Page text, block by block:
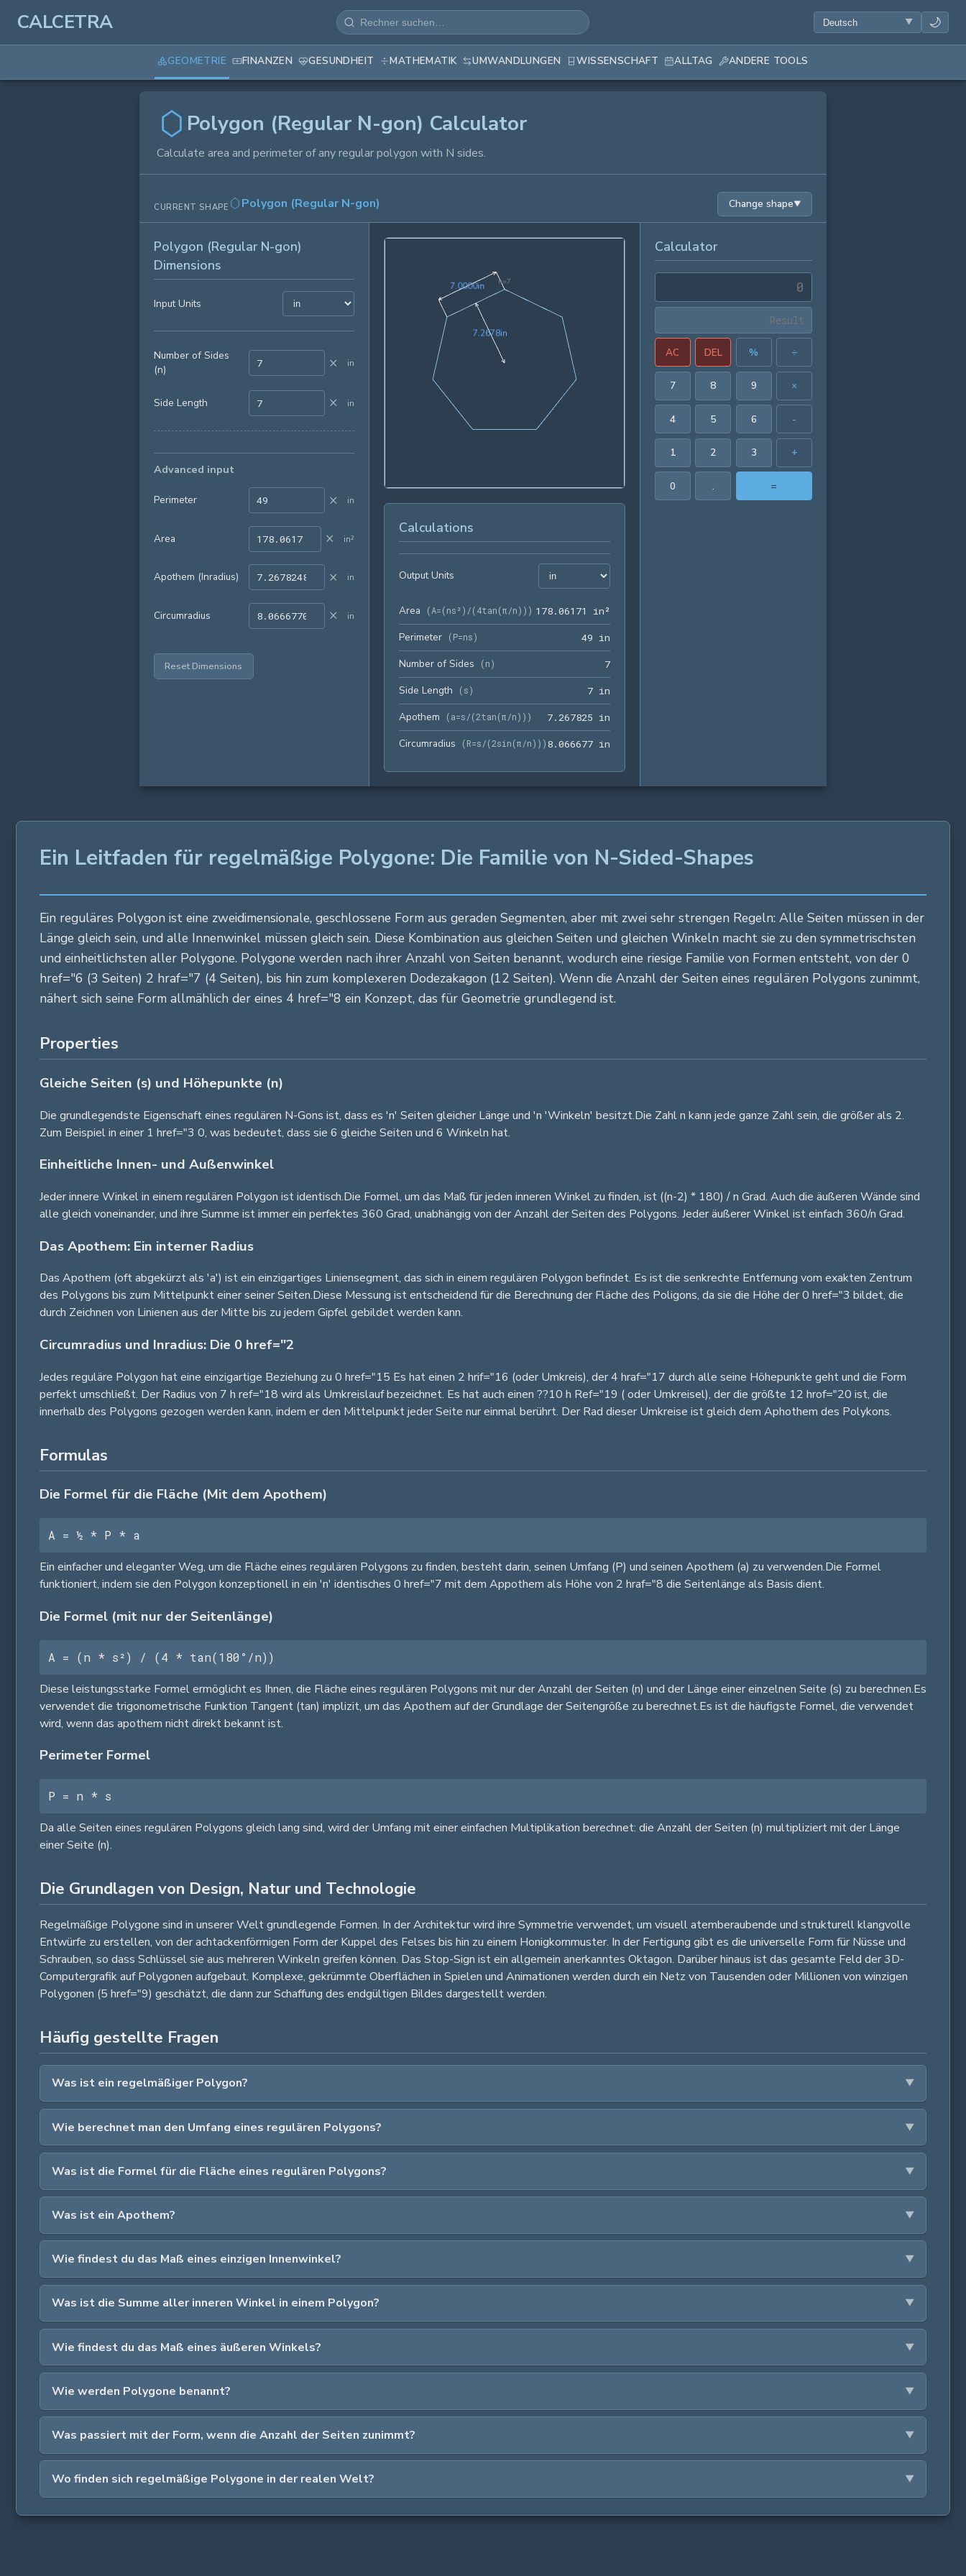
CALCETRA 🌙
GEOMETRIE FINANZEN GESUNDHEIT MATHEMATIK UMWANDLUNGEN WISSENSCHAFT ALLTAG ANDERE TOOLS
Polygon (Regular N-gon) Calculator
Calculate area and perimeter of any regular polygon with N sides.
CURRENT SHAPE Polygon (Regular N-gon) Change shape▼
Polygon (Regular N-gon)
Dimensions
Input Units
Number of Sides
(n)
× in
Side Length × in
Advanced input
Perimeter × in
Area × in²
Apothem (Inradius) × in
Circumradius × in
Reset Dimensions
7.0000in7.0000in
7.2678in7.2678in
n=7
Calculations
Output Units
Area (A=(ns²)/(4tan(π/n)) ) 1 78.061 71 in²
Perimeter (P=ns) 49 in
Number of Sides (n) 77
Side Length (s) 7 in
Apothem (a=s/(2tan(π/n)) ) 7.267825 in
Circumradius (R=s/(2sin(π/n)) )8.066677 in
Calculator
AC DEL % ÷
7 8 9 ×
4 5 6 -
1 2 3 +
0 . =
Ein Leitfaden für regelmäßige Polygone: Die Familie von N-Sided-Shapes
Ein reguläres Polygon ist eine zweidimensionale, geschlossene Form aus geraden Segmenten, aber mit zwei sehr strengen Regeln: Alle Seiten müssen in der
Länge gleich sein, und alle Innenwinkel müssen gleich sein. Diese Kombination aus gleichen Seiten und gleichen Winkeln macht sie zu den symmetrischsten
und einheitlichsten aller Polygone. Polygone werden nach ihrer Anzahl von Seiten benannt, wodurch eine riesige Familie von Formen entsteht, von der 0
href="6 (3 Seiten) 2 hraf="7 (4 Seiten), bis hin zum komplexeren Dodezakagon (12 Seiten). Wenn die Anzahl der Seiten eines regulären Polygons zunimmt,
nähert sich seine Form allmählich der eines 4 href="8 ein Konzept, das für Geometrie grundlegend ist.
Properties
Gleiche Seiten (s) und Höhepunkte (n)
Die grundlegendste Eigenschaft eines regulären N-Gons ist, dass es 'n' Seiten gleicher Länge und 'n 'Winkeln' besitzt.Die Zahl n kann jede ganze Zahl sein, die größer als 2.
Zum Beispiel in einer 1 href="3 0, was bedeutet, dass sie 6 gleiche Seiten und 6 Winkeln hat.
Einheitliche Innen- und Außenwinkel
Jeder innere Winkel in einem regulären Polygon ist identisch.Die Formel, um das Maß für jeden inneren Winkel zu finden, ist ((n-2) * 180) / n Grad. Auch die äußeren Wände sind
alle gleich voneinander, und ihre Summe ist immer ein perfektes 360 Grad, unabhängig von der Anzahl der Seiten des Polygons. Jeder äußerer Winkel ist einfach 360/n Grad.
Das Apothem: Ein interner Radius
Das Apothem (oft abgekürzt als 'a') ist ein einzigartiges Liniensegment, das sich in einem regulären Polygon befindet. Es ist die senkrechte Entfernung vom exakten Zentrum
des Polygons bis zum Mittelpunkt einer seiner Seiten.Diese Messung ist entscheidend für die Berechnung der Fläche des Poligons, da sie die Höhe der 0 href="3 bildet, die
durch Zeichnen von Linienen aus der Mitte bis zu jedem Gipfel gebildet werden kann.
Circumradius und Inradius: Die 0 href="2
Jedes reguläre Polygon hat eine einzigartige Beziehung zu 0 href="15 Es hat einen 2 hrif="16 (oder Umkreis), der 4 hraf="17 durch alle seine Höhepunkte geht und die Form
perfekt umschließt. Der Radius von 7 h ref="18 wird als Umkreislauf bezeichnet. Es hat auch einen ??10 h Ref="19 ( oder Umkreisel), der die größte 12 hrof="20 ist, die
innerhalb des Polygons gezogen werden kann, indem er den Mittelpunkt jeder Seite nur einmal berührt. Der Rad dieser Umkreise ist gleich dem Aphothem des Polykons.
Formulas
Die Formel für die Fläche (Mit dem Apothem)
A = ½ * P * a
Ein einfacher und eleganter Weg, um die Fläche eines regulären Polygons zu finden, besteht darin, seinen Umfang (P) und seinen Apothem (a) zu verwenden.Die Formel
funktioniert, indem sie den Polygon konzeptionell in ein 'n' identisches 0 href="7 mit dem Appothem als Höhe von 2 hraf="8 die Seitenlänge als Basis dient.
Die Formel (mit nur der Seitenlänge)
A = (n * s²) / (4 * tan(180°/n))
Diese leistungsstarke Formel ermöglicht es Ihnen, die Fläche eines regulären Polygons mit nur der Anzahl der Seiten (n) und der Länge einer einzelnen Seite (s) zu berechnen.Es
verwendet die trigonometrische Funktion Tangent (tan) implizit, um das Apothem auf der Grundlage der Seitengröße zu berechnet.Es ist die häufigste Formel, die verwendet
wird, wenn das apothem nicht direkt bekannt ist.
Perimeter Formel
P = n * s
Da alle Seiten eines regulären Polygons gleich lang sind, wird der Umfang mit einer einfachen Multiplikation berechnet: die Anzahl der Seiten (n) multipliziert mit der Länge
einer Seite (n).
Die Grundlagen von Design, Natur und Technologie
Regelmäßige Polygone sind in unserer Welt grundlegende Formen. In der Architektur wird ihre Symmetrie verwendet, um visuell atemberaubende und strukturell klangvolle
Entwürfe zu erstellen, von der achtackenförmigen Form der Kuppel des Felses bis hin zu einem Honigkornmuster. In der Fertigung gibt es die universelle Form für Nüsse und
Schrauben, so dass Schlüssel sie aus mehreren Winkeln greifen können. Das Stop-Sign ist ein allgemein anerkanntes Oktagon. Darüber hinaus ist das gesamte Feld der 3D-
Computergrafik auf Polygonen aufgebaut. Komplexe, gekrümmte Oberflächen in Spielen und Animationen werden durch ein Netz von Tausenden oder Millionen von winzigen
Polygonen (5 href="9) geschätzt, die dann zur Schaffung des endgültigen Bildes dargestellt werden.
Häufig gestellte Fragen
Was ist ein regelmäßiger Polygon?
Wie berechnet man den Umfang eines regulären Polygons?
Was ist die Formel für die Fläche eines regulären Polygons?
Was ist ein Apothem?
Wie findest du das Maß eines einzigen Innenwinkel?
Was ist die Summe aller inneren Winkel in einem Polygon?
Wie findest du das Maß eines äußeren Winkels?
Wie werden Polygone benannt?
Was passiert mit der Form, wenn die Anzahl der Seiten zunimmt?
Wo finden sich regelmäßige Polygone in der realen Welt?